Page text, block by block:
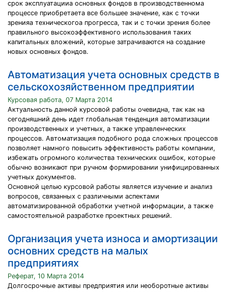
срок эксплуатацииа основных фондов в производственнома
процессе приобретаета все большее значение, как с точки
зренияа техническогоа прогресса, так и с точки зрения более
правильного высокоэффективного использования таких
капитальных вложений, которые затрачиваются на создание
новых основных фондов.
Автоматизация учета основных средств в
сельскохозяйственном предприятии
Курсовая работа, 07 Марта 2014
Актуальность данной курсовой работы очевидна, так как на
сегодняшний день идет глобальная тенденция автоматизации
производственных и учетных, а также управленческих
процессов. Автоматизация подобного рода сложных процессов
позволяет намного повысить эффективность работы компании,
избежать огромного количества технических ошибок, которые
обычно возникают при ручном формировании унифицированных
учетных документов.
Основной целью курсовой работы является изучение и анализ
вопросов, связанных c различными аспектами
автоматизированной обработки учетной информации, a также
самостоятельной разработке проектных решений.
Организация учета износа и амортизации
основних средств на малых
предприятиях
Реферат, 10 Марта 2014
Долгосрочные активы предприятия или необоротные активы